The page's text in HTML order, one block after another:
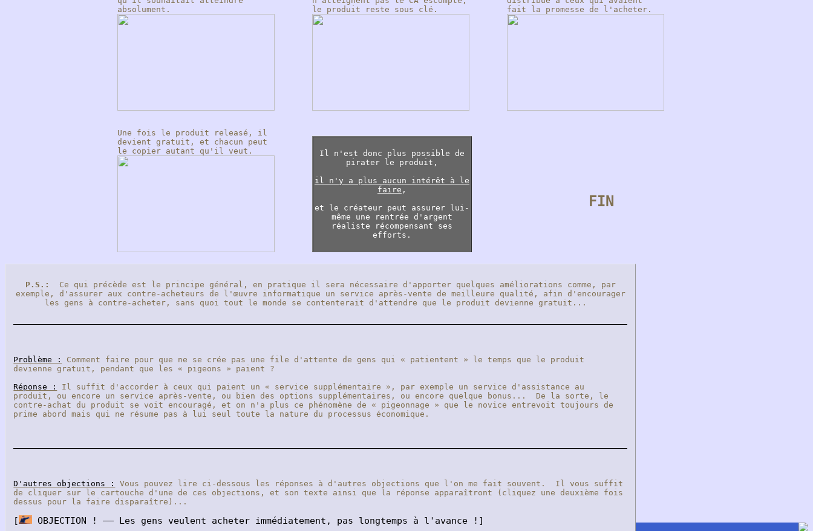
absolument.
le produit reste sous clé.
fait la promesse de l'acheter.
Une fois le produit releasé, il
devient gratuit, et chacun peut
le copier autant qu'il veut.
Il n'est donc plus possible de
pirater le produit,
il n'y a plus aucun intérêt à le
faire ,
et le créateur peut assurer lui-
même une rentrée d'argent
réaliste récompensant ses
efforts.
FIN
P.S.:
Ce qui précède est le principe général, en pratique il sera nécessaire d'apporter quelques améliorations comme, par
exemple, d'assurer aux contre-acheteurs de l'œuvre informatique un service après-vente de meilleure qualité, afin d'encourager
les gens à contre-acheter, sans quoi tout le monde se contenterait d'attendre que le produit devienne gratuit...
Problème :
Comment faire pour que ne se crée pas une file d'attente de gens qui « patientent » le temps que le produit
devienne gratuit, pendant que les « pigeons » paient ?
Réponse :
Il suffit d'accorder à ceux qui paient un « service supplémentaire », par exemple un service d'assistance au
produit, ou encore un service après-vente, ou bien des options supplémentaires, ou encore quelque bonus... De la sorte, le
contre-achat du produit se voit encouragé, et on n'a plus ce phénomène de « pigeonnage » que le novice entrevoit toujours de
prime abord mais qui ne résume pas à lui seul toute la nature du processus économique.
D'autres objections :
Vous pouvez lire ci-dessous les réponses à d'autres objections que l'on me fait souvent. Il vous suffit
de cliquer sur le cartouche d'une de ces objections, et son texte ainsi que la réponse apparaîtront (cliquez une deuxième fois
dessus pour la faire disparaître)...
[ OBJECTION ! —— Les gens veulent acheter immédiatement, pas longtemps à l'avance !]